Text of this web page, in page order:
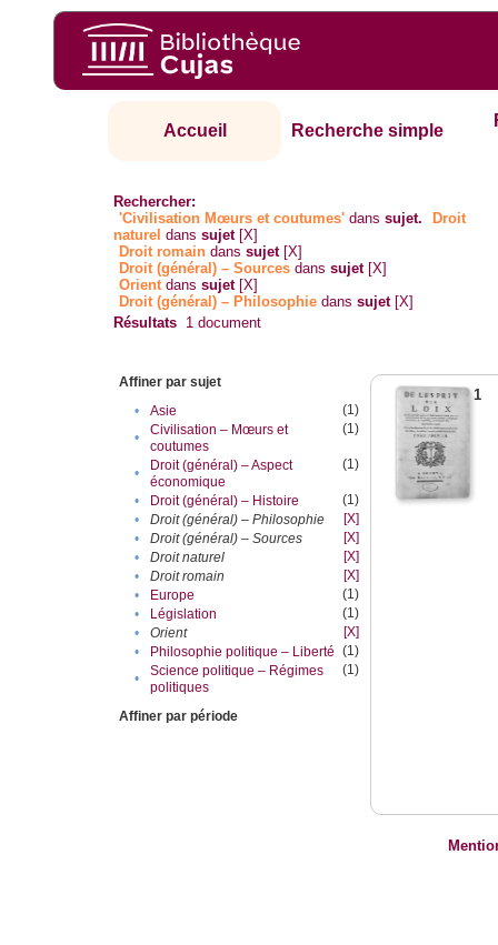
Accueil Recherche simple
Rechercher:
'Civilisation Mœurs et coutumes' danssujet.
Droit
naturel danssujet [X]
Droit romain danssujet [X]
Droit (général) – Sources danssujet [X]
Orientdanssujet [X]
Droit (général) – Philosophie danssujet [X]
Résultats 1 document
Affiner par sujet
•
Asie
(1)
•
Civilisation – Mœurs et
coutumes
(1)
•
Droit (général) – Aspect
économique
(1)
• Droit (général) – Histoire
(1)
•
Droit (général) – Philosophie
[X]
•
Droit (général) – Sources
[X]
•
Droit naturel
[X]
•
Droit romain
[X]
•
Europe
(1)
•
Législation
(1)
•
Orient
[X]
•
Philosophie politique – Liberté (1)
•
Science politique – Régimes
politiques
(1)
Affiner par période
1